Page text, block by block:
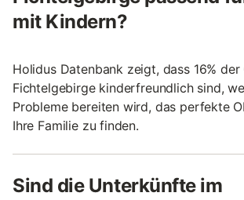
mit Kindern?
Holidus Datenbank zeigt, dass 16%
Fichtelgebirge kinderfreundlich sind,
Probleme bereiten wird, das perfekte
Ihre Familie zu finden.
Sind die Unterkünfte im